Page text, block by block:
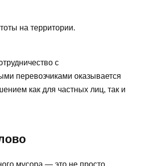
на территории.
с
перевозчиками оказывается
как для частных лиц, так и
мусора — это не просто